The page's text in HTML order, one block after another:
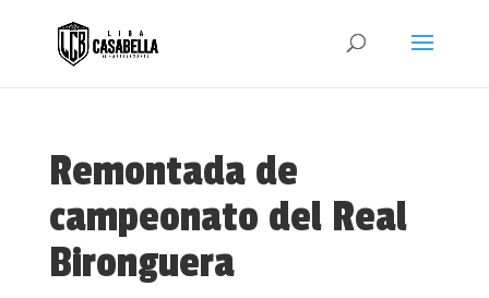
Remontada de
campeonato del Real
Bironguera